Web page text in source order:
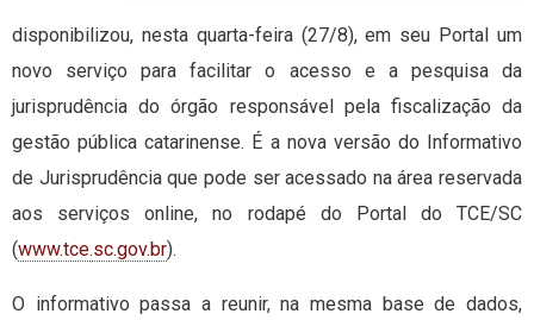
disponibilizou, nesta quarta-feira (27/8), em seu Portal um
novo serviço para facilitar o acesso e a pesquisa da
jurisprudência do órgão responsável pela fiscalização da
gestão pública catarinense. É a nova versão do Informativo
de Jurisprudência que pode ser acessado na área reservada
aos serviços online, no rodapé do Portal do TCE/SC
(www.tce.sc.gov.br).
O informativo passa a reunir, na mesma base de dados,